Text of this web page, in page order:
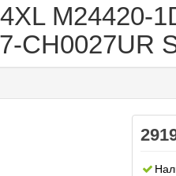
M24420-
CH0027UR